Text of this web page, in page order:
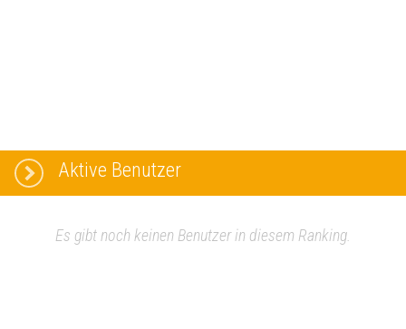
Aktive Benutzer
Es gibt noch keinen Benutzer in diesem Ranking.